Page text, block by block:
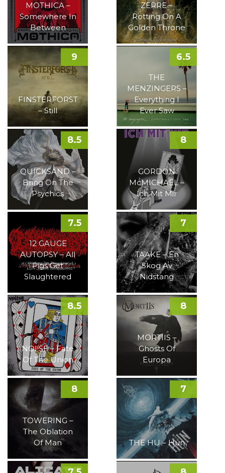
MOTHICA –
Somewhere In
Between
ZERRE –
Rotting On A
Golden Throne
FINSTERFORST
– Still
9
THE
MENZINGERS –
Everything I
Ever Saw
6.5
QUICKSAND –
Bring On The
Psychics
8.5
GORDON
McMICHAEL –
Ich Mit Mir
8
12 GAUGE
AUTOPSY – All
Pigs Get
Slaughtered
7.5
TAAKE – En
Skog Av
Nidstang
7
NOI!SE – Fate
Of The Union
8.5
MORTIIS –
Ghosts Of
Europa
8
TOWERING –
The Oblation
Of Man
8
THE HU – Hun
7